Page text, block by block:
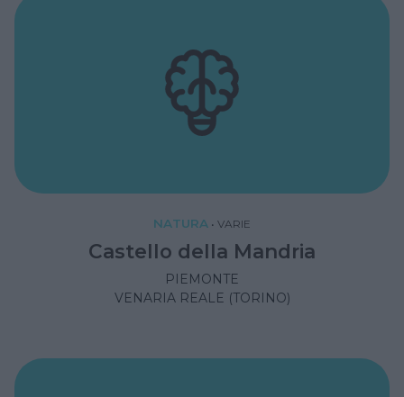
NATURA • VARIE
Castello della Mandria
PIEMONTE
VENARIA REALE (TORINO)